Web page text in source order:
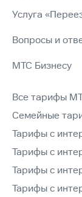
Услуга
Вопросы и
МТС Бизнесу
Все тарифы
Семейные
Тарифы с
Тарифы с
Тарифы с
Тарифы с